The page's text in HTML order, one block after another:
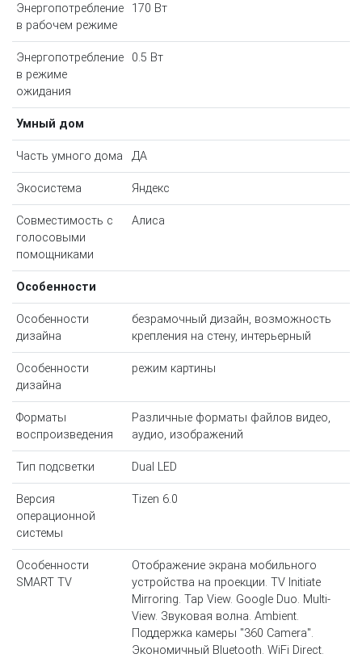
Энергопотребление
в рабочем режиме
170 Вт
Энергопотребление
в режиме
ожидания
0.5 Вт
Умный дом
Часть умного дома ДА
Экосистема Яндекс
Совместимость с
голосовыми
помощниками
Алиса
Особенности
Особенности
дизайна
безрамочный дизайн, возможность
крепления на стену, интерьерный
Особенности
дизайна
режим картины
Форматы
воспроизведения
Различные форматы файлов видео,
аудио, изображений
Тип подсветки Dual LED
Версия
операционной
системы
Tizen 6.0
Особенности
SMART TV
Отображение экрана мобильного
устройства на проекции. TV Initiate
Mirroring. Tap View. Google Duo. Multi-
View. Звуковая волна. Ambient.
Поддержка камеры "360 Camera".
Экономичный Bluetooth. WiFi Direct.